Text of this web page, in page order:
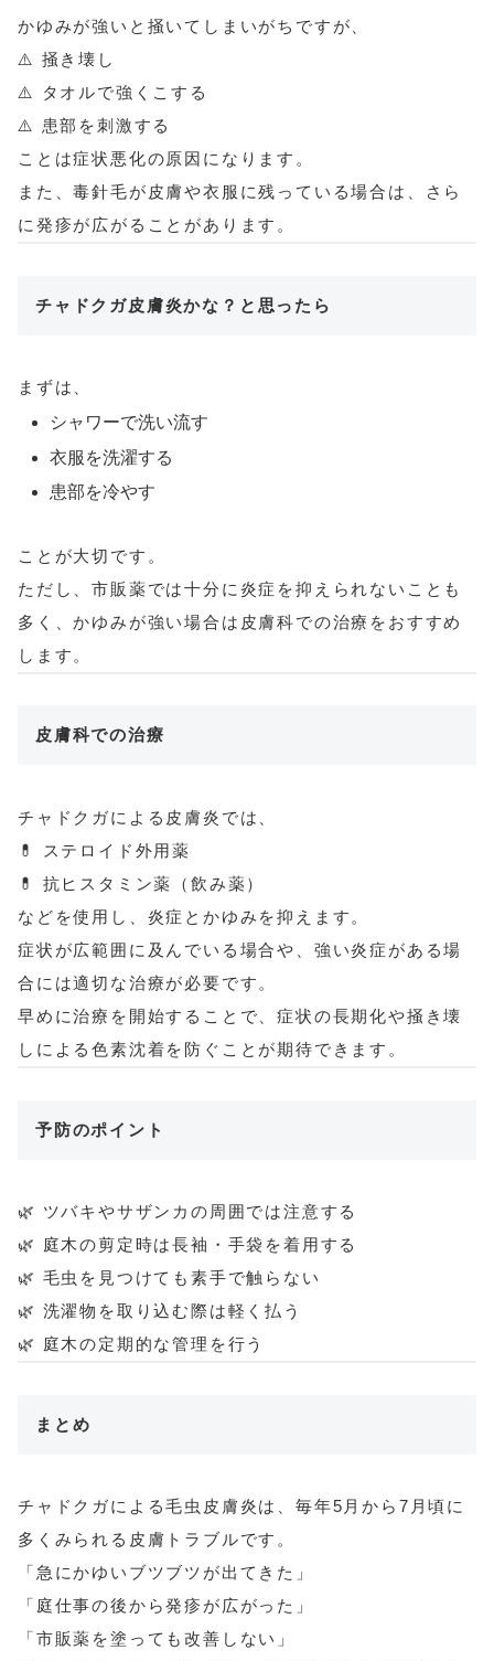
かゆみが強いと掻いてしまいがちですが、
⚠️ 掻き壊し
⚠️ タオルで強くこする
⚠️ 患部を刺激する
ことは症状悪化の原因になります。
また、毒針毛が皮膚や衣服に残っている場合は、さら
に発疹が広がることがあります。
チャドクガ皮膚炎かな？と思ったら
まずは、
シャワーで洗い流す
衣服を洗濯する
患部を冷やす
ことが大切です。
ただし、市販薬では十分に炎症を抑えられないことも
多く、かゆみが強い場合は皮膚科での治療をおすすめ
します。
皮膚科での治療
チャドクガによる皮膚炎では、
💊 ステロイド外用薬
💊 抗ヒスタミン薬（飲み薬）
などを使用し、炎症とかゆみを抑えます。
症状が広範囲に及んでいる場合や、強い炎症がある場
合には適切な治療が必要です。
早めに治療を開始することで、症状の長期化や掻き壊
しによる色素沈着を防ぐことが期待できます。
予防のポイント
🌿 ツバキやサザンカの周囲では注意する
🌿 庭木の剪定時は長袖・手袋を着用する
🌿 毛虫を見つけても素手で触らない
🌿 洗濯物を取り込む際は軽く払う
🌿 庭木の定期的な管理を行う
まとめ
チャドクガによる毛虫皮膚炎は、毎年5月から7月頃に
多くみられる皮膚トラブルです。
「急にかゆいブツブツが出てきた」
「庭仕事の後から発疹が広がった」
「市販薬を塗っても改善しない」